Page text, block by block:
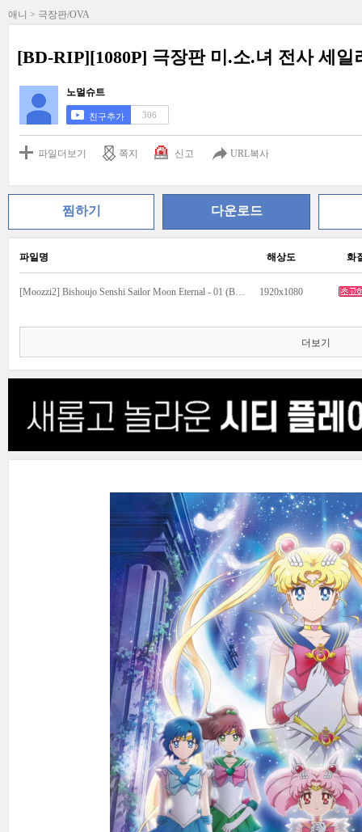
애니 > 극장판/OVA
[BD-RIP][1080P] 극장판 미.소.녀 전사 세일
노멀슈트
친구추가 306
파일더보기 쪽지 신고 URL복사
찜하기 다운로드
파일명 해상도 화
[Moozzi2] Bishoujo Senshi Sailor Moon Eternal - 01 (BD 1920x1080 x265-10Bit FLACx3).mkv 1920x1080
더보기